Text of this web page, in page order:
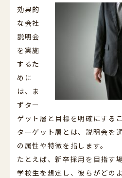
効果的
な会社
説明会
を実施
するた
めに
は、ま
ずター
ゲット層と目標を明確にする
ターゲット層とは、説明会を
の属性や特徴を指します。
たとえば、新卒採用を目指す
学校生を想定し、彼らがどの